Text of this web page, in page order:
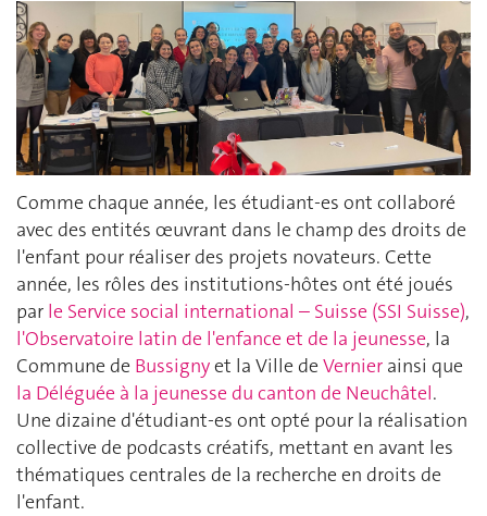
Comme chaque année, les étudiant-es ont collaboré
avec des entités œuvrant dans le champ des droits de
l'enfant pour réaliser des projets novateurs. Cette
année, les rôles des institutions-hôtes ont été joués
par le Service social international – Suisse (SSI Suisse),
l'Observatoire latin de l'enfance et de la jeunesse, la
Commune de Bussignyet la Ville deVernier ainsi que
la Déléguée à la jeunesse du canton de Neuchâtel.
Une dizaine d'étudiant-es ont opté pour la réalisation
collective de podcasts créatifs, mettant en avant les
thématiques centrales de la recherche en droits de
l'enfant.